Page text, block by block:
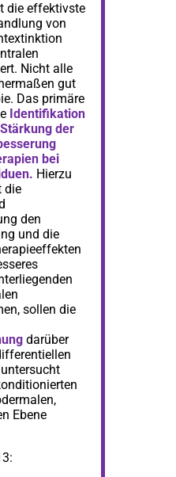
die effektivste
von
Nicht alle
gut
Das primäre
Identifikation
der
bei
Hierzu
die
den
und die
sollen die
darüber
Ebene